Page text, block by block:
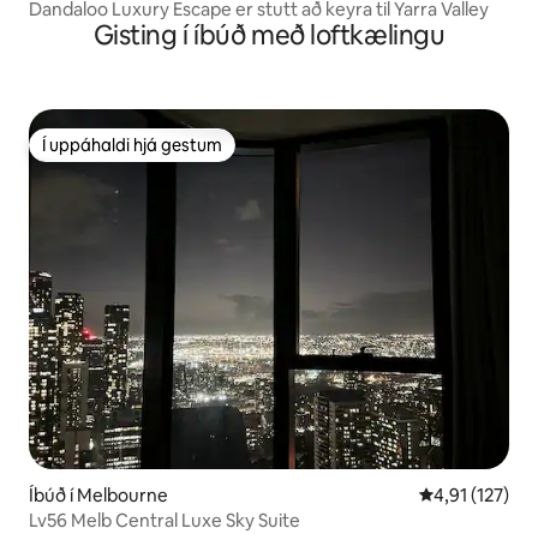
Dandaloo Luxury Escape er stutt að keyra til Yarra Valley
Gisting í íbúð með loftkælingu
Í uppáhaldi hjá gestum
Í uppáhaldi hjá gestum
Íbúð í Melbourne 4,91 af 5 í
4,91 (127)
Lv56 Melb Central Luxe Sky Suite